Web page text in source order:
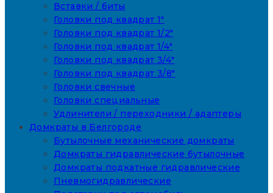
Вставки / биты
Головки под квадрат 1"
Головки под квадрат 1/2"
Головки под квадрат 1/4"
Головки под квадрат 3/4"
Головки под квадрат 3/8"
Головки свечные
Головки специальные
Удлинители / переходники / адаптеры
Домкраты в Белгороде
Бутылочные механические домкраты
Домкраты гидравлические бутылочные
Домкраты подкатные гидравлические
Пневмогидравлические